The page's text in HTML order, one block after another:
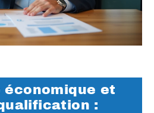
économique et
: